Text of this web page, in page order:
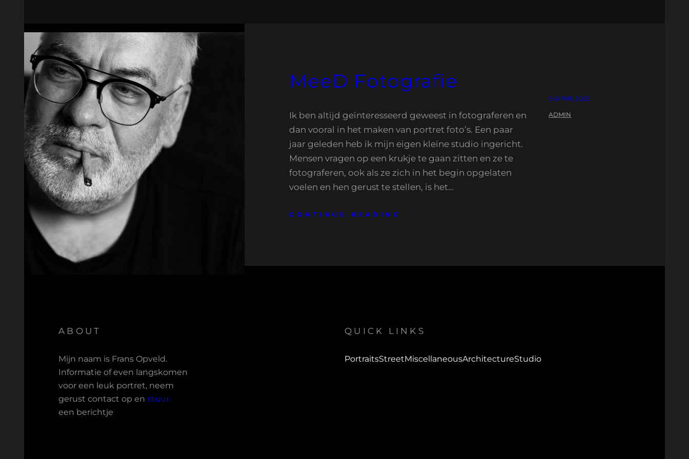
MeeD Fotografie
Ik ben altijd geïnteresseerd geweest in fotograferen en
dan vooral in het maken van portret foto’s. Een paar
jaar geleden heb ik mijn eigen kleine studio ingericht.
Mensen vragen op een krukje te gaan zitten en ze te
fotograferen, ook als ze zich in het begin opgelaten
voelen en hen gerust te stellen, is het…
CONTINUE READING
9 APRIL 2026
ADMIN
ABOUT
Mijn naam is Frans Opveld.
Informatie of even langskomen
voor een leuk portret, neem
gerust contact op enstuur
een berichtje
QUICK LINKS
PortraitsStreetMiscellaneousArchitectureStudio